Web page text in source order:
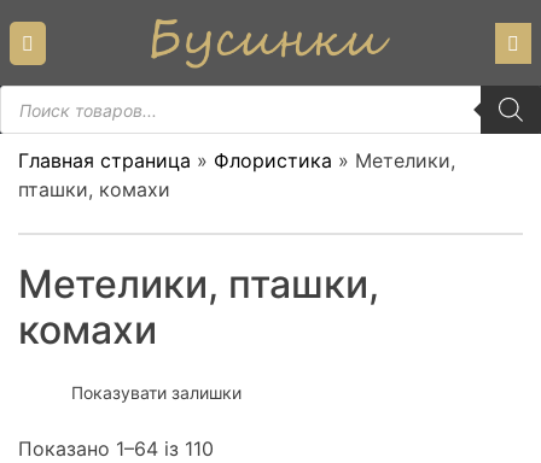
content
Пошук
товарів
Главная страница » Флористика » Метелики,
пташки, комахи
Метелики, пташки,
комахи
Показувати залишки
Показано 1–64 із 110